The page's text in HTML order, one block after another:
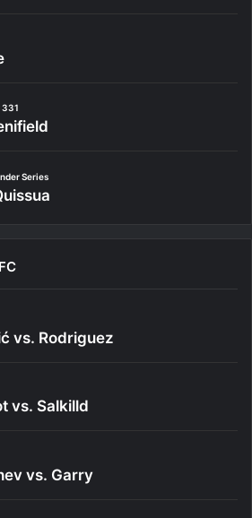
331
Series
vs. Rodriguez
vs. Salkilld
vs. Garry